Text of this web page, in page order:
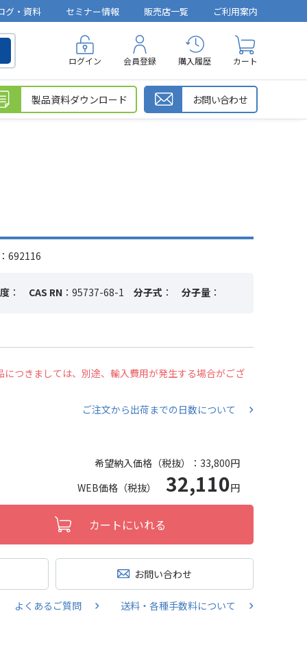
グ・資料 セミナー情報 販売店一覧 ご利用案内
ログイン 会員登録 購入履歴 カート
製品資料ダウンロード お問い合わせ
692116
： CAS RN ：95737-68-1 分子式 ： 分子量 ：
つきましては、別途、輸入費用が発生する場合がござ
ご注文から出荷までの日数について
希望納入価格（税抜）： 33,800円
WEB価格（税抜） 32,110円
カートにいれる
お問い合わせ
よくあるご質問 送料・各種手数料について